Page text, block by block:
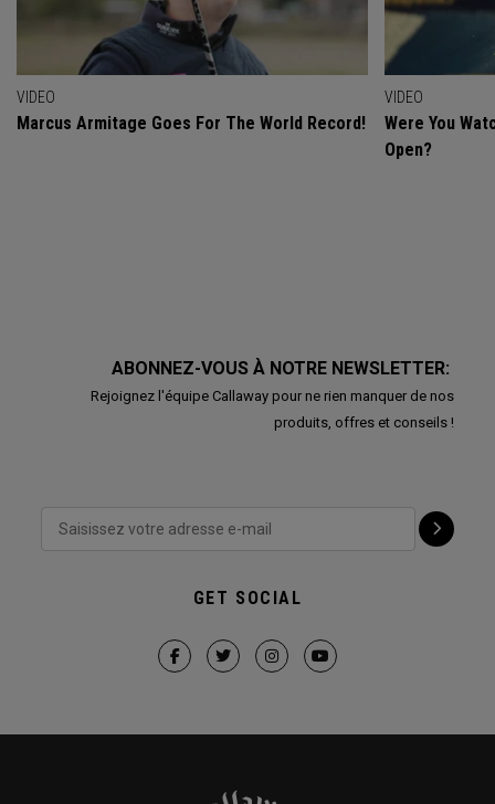
VIDEO
Marcus Armitage Goes For The World Record!
VIDEO
Were You
Open?
ABONNEZ-VOUS À NOTRE NEWSLETTER:
Rejoignez l'équipe Callaway pour ne rien manquer de nos
produits, offres et conseils !
GET SOCIAL